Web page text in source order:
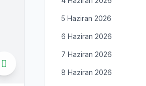
5 Haziran 2026
6 Haziran 2026
7 Haziran 2026
8 Haziran 2026